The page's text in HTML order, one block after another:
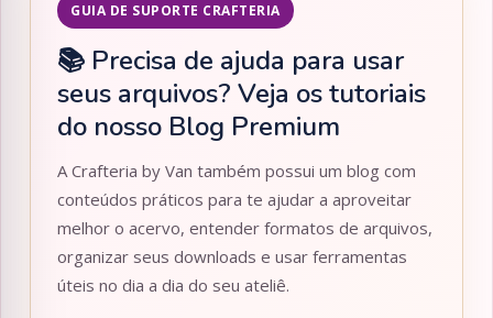
GUIA DE SUPORTE CRAFTERIA
📚 Precisa de ajuda para usar
seus arquivos? Veja os tutoriais
do nosso Blog Premium
A Crafteria by Van também possui um blog com
conteúdos práticos para te ajudar a aproveitar
melhor o acervo, entender formatos de arquivos,
organizar seus downloads e usar ferramentas
úteis no dia a dia do seu ateliê.